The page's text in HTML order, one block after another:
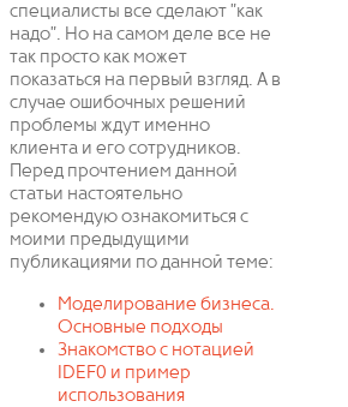
специалисты все сделают "как
надо". Но на самом деле все не
так просто как может
показаться на первый взгляд. А в
случае ошибочных решений
проблемы ждут именно
клиента и его сотрудников.
Перед прочтением данной
статьи настоятельно
рекомендую ознакомиться с
моими предыдущими
публикациями по данной теме:
Моделирование бизнеса.
Основные подходы
Знакомство с нотацией
IDEF0 и пример
использования